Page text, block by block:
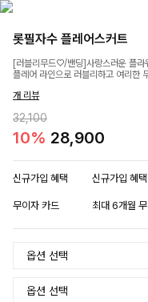
롯필자수 플레어스커트
[러블리무드♡/밴딩]사랑스러운 플라
플레어 라인으로 러블리하고 여리한
개 리뷰
32,100
10% 28,900
신규가입 혜택 신규가입 혜택
무이자 카드 최대 6개월